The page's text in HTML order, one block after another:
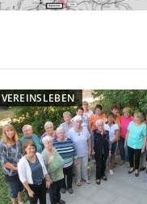
VEREINSLEBEN